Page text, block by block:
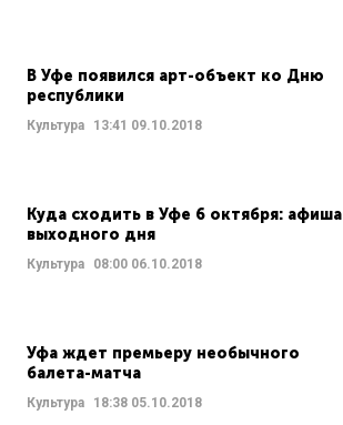
В Уфе появился арт-объект ко Дню
республики
Культура 13:41 09.10.2018
Куда сходить в Уфе 6 октября: афиша
выходного дня
Культура 08:00 06.10.2018
Уфа ждет премьеру необычного
балета-матча
Культура 18:38 05.10.2018